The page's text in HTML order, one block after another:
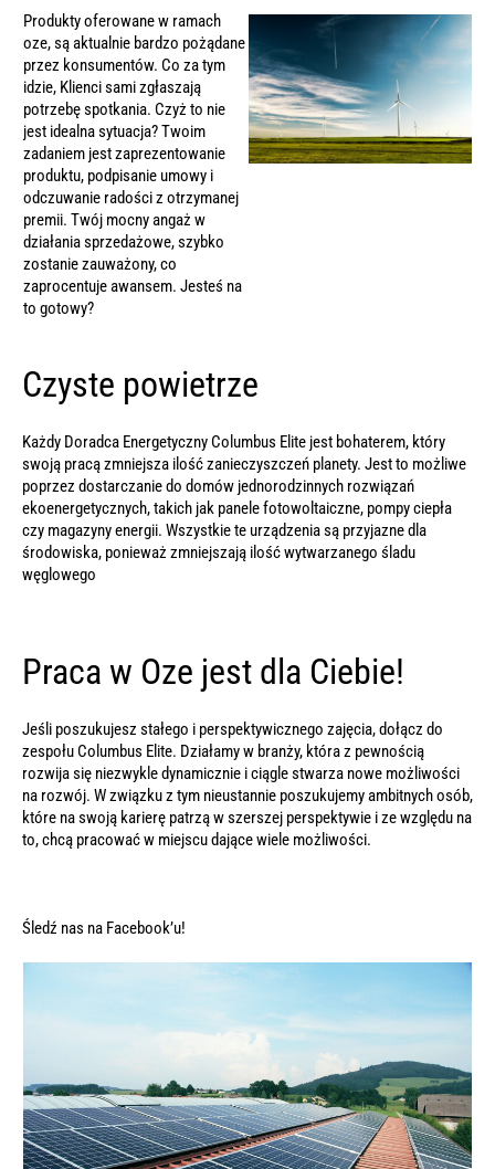
Produkty oferowane w ramach
oze, są aktualnie bardzo pożądane
przez konsumentów. Co za tym
idzie, Klienci sami zgłaszają
potrzebę spotkania. Czyż to nie
jest idealna sytuacja? Twoim
zadaniem jest zaprezentowanie
produktu, podpisanie umowy i
odczuwanie radości z otrzymanej
premii. Twój mocny angaż w
działania sprzedażowe, szybko
zostanie zauważony, co
zaprocentuje awansem. Jesteś na
to gotowy?
Czyste powietrze
Każdy Doradca Energetyczny Columbus Elite jest bohaterem, który
swoją pracą zmniejsza ilość zanieczyszczeń planety. Jest to możliwe
poprzez dostarczanie do domów jednorodzinnych rozwiązań
ekoenergetycznych, takich jak panele fotowoltaiczne, pompy ciepła
czy magazyny energii. Wszystkie te urządzenia są przyjazne dla
środowiska, ponieważ zmniejszają ilość wytwarzanego śladu
węglowego
Praca w Oze jest dla Ciebie!
Jeśli poszukujesz stałego i perspektywicznego zajęcia, dołącz do
zespołu Columbus Elite. Działamy w branży, która z pewnością
rozwija się niezwykle dynamicznie i ciągle stwarza nowe możliwości
na rozwój. W związku z tym nieustannie poszukujemy ambitnych osób,
które na swoją karierę patrzą w szerszej perspektywie i ze względu na
to, chcą pracować w miejscu dające wiele możliwości.
Śledź nas na Facebook’u!